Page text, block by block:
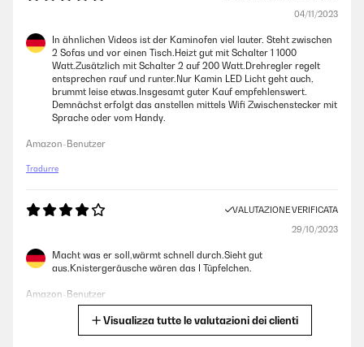
04/11/2023
In ähnlichen Videos ist der Kaminofen viel lauter. Steht zwischen
2 Sofas und vor einen Tisch.Heizt gut mit Schalter 1 1000
Watt.Zusätzlich mit Schalter 2 auf 200 Watt.Drehregler regelt
entsprechen rauf und runter.Nur Kamin LED Licht geht auch,
brummt leise etwas.Insgesamt guter Kauf empfehlenswert.
Demnächst erfolgt das anstellen mittels Wifi Zwischenstecker mit
Sprache oder vom Handy.
Amazon-Benutzer
Tradurre
VALUTAZIONE VERIFICATA
29/10/2023
Macht was er soll,wärmt schnell durch.Sieht gut
aus.Knistergeräusche wären das I Tüpfelchen.
Amazon-Benutzer
Visualizza tutte le valutazioni dei clienti